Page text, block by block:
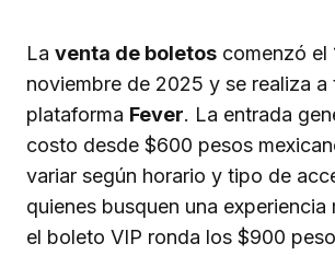
La venta de boletos comenzó el
noviembre de 2025 y se realiza a
plataforma Fever. La entrada
costo desde $600 pesos
variar según horario y tipo de
quienes busquen una experiencia
el boleto VIP ronda los $900